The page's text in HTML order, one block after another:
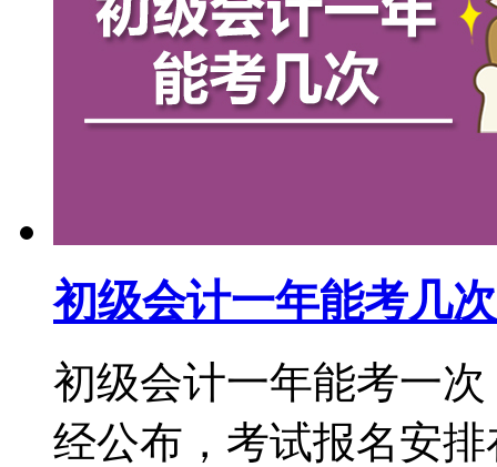
初级会计一年能考几
初级会计一年能考一
经公布，考试报名安